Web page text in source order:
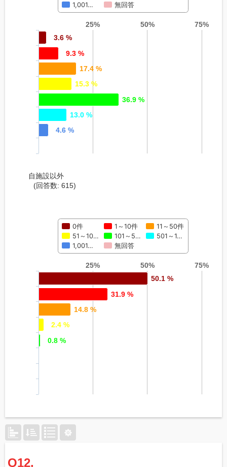
1,001… 無回答
25% 50%
75%
3.6 %
9.3 %
17.4 %
15.3 %
36.9 %
13.0 %
4.6 %
自施設以外
(回答数: 615)
0件 1～10件
11～50件
51～10…
101～5…
501～1…
1,001…
無回答
25% 50%
75%
50.1 %
31.9 %
14.8 %
2.4 %
0.8 %
Q12.